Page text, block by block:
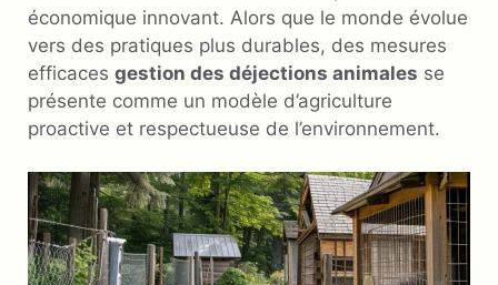
économique innovant. Alors que le monde évolue
vers des pratiques plus durables, des mesures
efficaces gestion des déjections animales se
présente comme un modèle d’agriculture
proactive et respectueuse de l’environnement.